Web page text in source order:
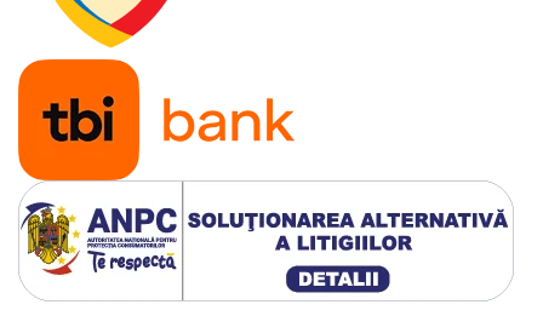
Instalatii Electrice pentru Remorci
Instalatii Electrice Proiectoare
Invertoare de tensiune
Prize bricheta & USB
Prize, stechere si mufe auto
Conectori instalatii electrice auto,
camion si remorca
Mufe si conectori auto etansi
Prize si conectori alimentare 2/3